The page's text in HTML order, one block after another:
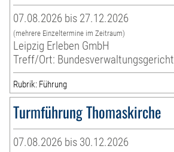
07.08.2026 bis 27.12.2026
(mehrere Einzeltermine im Zeitraum)
Leipzig Erleben GmbH
Treff/Ort: Bundesverwaltungsgericht
Rubrik: Führung
Turmführung Thomaskirche
07.08.2026 bis 30.12.2026